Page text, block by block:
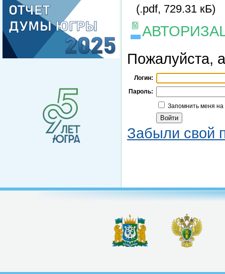
(.pdf, 729.31 кБ)
Пожалуйста,
Логин:
Пароль:
Запомнить меня
Забыли свой